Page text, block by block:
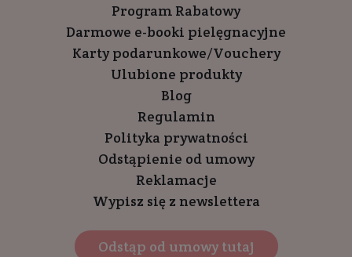
Program Rabatowy
Darmowe e-booki pielęgnacyjne
Karty podarunkowe/Vouchery
Ulubione produkty
Blog
Regulamin
Polityka prywatności
Odstąpienie od umowy
Reklamacje
Wypisz się z newslettera
Odstąp od umowy tutaj